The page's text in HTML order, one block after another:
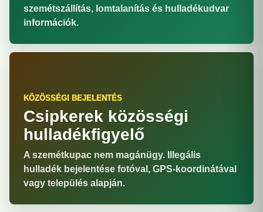
szemétszállítás, lomtalanítás és hulladékudvar
információk.
KÖZÖSSÉGI BEJELENTÉS
Csipkerek közösségi
hulladékfigyelő
A szemétkupac nem magánügy. Illegális
hulladék bejelentése fotóval, GPS-koordinátával
vagy település alapján.